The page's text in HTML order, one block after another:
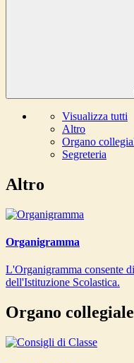
Visualizza tutti
Altro
Organo
Segreteria
Altro
Organigramma
L'Organigramma consente
dell'Istituzione Scolastica.
Organo collegiale